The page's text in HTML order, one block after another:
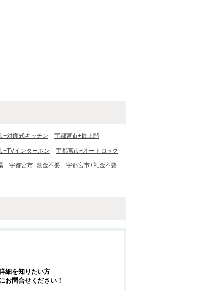
+対面式キッチン 宇都宮市+最上階
+TVインターホン 宇都宮市+オートロック
宇都宮市+敷金不要 宇都宮市+礼金不要
細を知りたい方
お問合せください！